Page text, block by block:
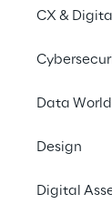
CX &
Data World
Design
Digital